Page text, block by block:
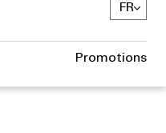
FR
Promotions